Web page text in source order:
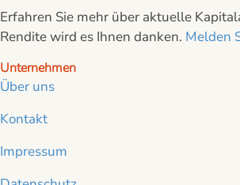
Erfahren Sie mehr über aktuelle
Rendite wird es Ihnen danken. Melden
Unternehmen
Über uns
Kontakt
Impressum